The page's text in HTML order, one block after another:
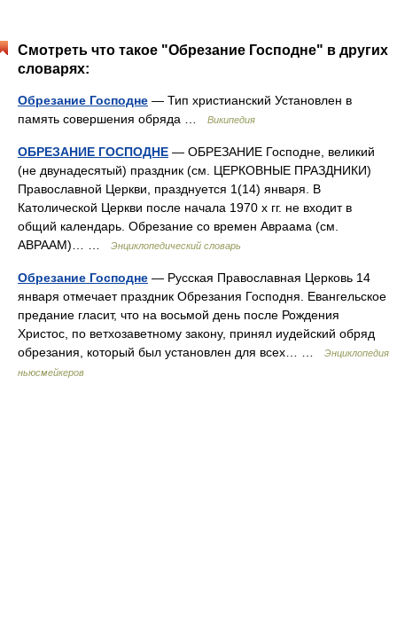
Смотреть что такое "Обрезание Господне" в других
словарях:
Обрезание Господне — Тип христианский Установлен в
память совершения обряда …
Википедия
ОБРЕЗАНИЕ ГОСПОДНЕ — ОБРЕЗАНИЕ Господне, великий
(не двунадесятый) праздник (см. ЦЕРКОВНЫЕ ПРАЗДНИКИ)
Православной Церкви, празднуется 1(14) января. В
Католической Церкви после начала 1970 х гг. не входит в
общий календарь. Обрезание со времен Авраама (см.
АВРААМ)… …
Энциклопедический словарь
Обрезание Господне — Русская Православная Церковь 14
января отмечает праздник Обрезания Господня. Евангельское
предание гласит, что на восьмой день после Рождения
Христос, по ветхозаветному закону, принял иудейский обряд
обрезания, который был установлен для всех… …
Энциклопедия
ньюсмейкеров